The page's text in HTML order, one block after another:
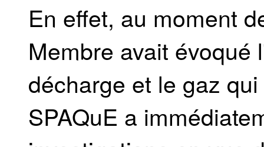
En effet, au moment
Membre avait
décharge et le gaz
SPAQuE a